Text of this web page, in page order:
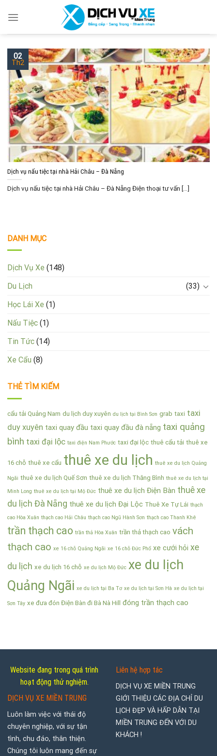
Dịch vụ nấu tiệc tại nhà Hải Châu – Đà Nẵng
Dịch vụ nấu tiệc tại nhà Hải Châu – Đà Nẵng Điện thoại tư vấn [...]
02
Th2
DANH MỤC
Dịch Vụ Xe (148)
Du Lịch
(33)
Học Lái Xe (1)
Nấu Tiệc (1)
Tin Tức (14)
Xe Cẩu (8)
THẺ TÌM KIẾM
cẩu tải Quảng Nam du lịch duy xuyên du lịch tại Bình Sơn grab taxi taxi
duy xuyên taxi quay đầu taxi quay đầu đà nẵng taxi quảng
bình taxi đại lộc taxi điện Nam Phước taxi đại lộc thuê cẩu tải thuê xe
16 chỗ thuê xe cẩu thuê xe du lịch thuê xe du lịch Quảng
Ngãi thuê xe du lịch Quế Sơn thuê xe du lịch Thăng Bình thuê xe du lịch tại
Minh Long thuê xe du lịch tại Mộ Đức thuê xe du lịch Điện Bàn thuê xe
du lịch Đà Nẵng thuê xe du lịch Đại Lộc Thuê Xe Tự Lái thạch
cao Hòa Xuân thạch cao Hải Châu thạch cao Ngũ Hành Sơn thạch cao Thanh Khê
trần thạch cao trần thả Hòa Xuân trần thả thạch cao vách
thạch cao xe 16 chỗ Quảng Ngãi xe 16 chỗ Đức Phổ xe cưới hỏi xe
du lịch xe du lịch 16 chỗ xe du lịch Mộ Đức xe du lịch
Quảng Ngãi xe du lịch tại Ba Tơ xe du lịch tại Sơn Hà xe du lịch tại
Sơn Tây xe đưa đón Điện Bàn đi Bà Nà Hill đóng trần thạch cao
Website đang trong quá trình
hoạt động thử nghiệm.
DỊCH VỤ XE MIỀN TRUNG
Luôn làm việc với thái độ
chuyên nghiệp, với sự tận
tình, chu đáo, thân thiện.
Chúng tôi luôn mang đến sự
Liên hệ hợp tác
DỊCH VỤ XE MIỀN TRUNG
GIỚI THIỆU CÁC ĐỊA CHỈ DU
LỊCH ĐẸP VÀ HẤP DẪN TẠI
MIỀN TRUNG ĐẾN VỚI DU
KHÁCH !